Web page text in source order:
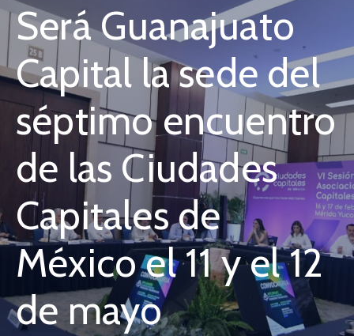
Pública
Biblioteca
Será Guanajuato
Capital la sede del
séptimo encuentro
de las Ciudades
Capitales de
México el 11 y el 12
de mayo